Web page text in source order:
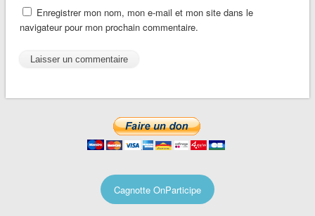
Enregistrer mon nom, mon e-mail et mon site dans le
navigateur pour mon prochain commentaire.
Cagnotte OnParticipe